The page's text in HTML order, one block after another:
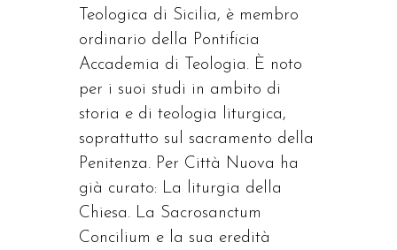
Teologica di Sicilia, è membro
ordinario della Pontificia
Accademia di Teologia. È noto
per i suoi studi in ambito di
storia e di teologia liturgica,
soprattutto sul sacramento della
Penitenza. Per Città Nuova ha
già curato: La liturgia della
Chiesa. La Sacrosanctum
Concilium e la sua eredità